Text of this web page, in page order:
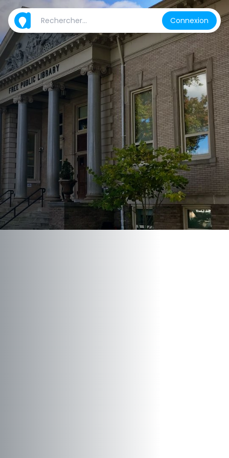
Connexion